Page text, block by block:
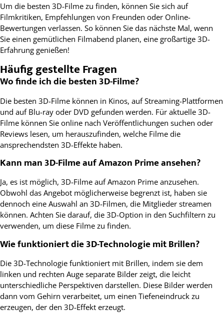
Um die besten 3D-Filme zu finden, können Sie sich auf
Filmkritiken, Empfehlungen von Freunden oder Online-
Bewertungen verlassen. So können Sie das nächste Mal, wenn
Sie einen gemütlichen Filmabend planen, eine großartige 3D-
Erfahrung genießen!
Häufig gestellte Fragen
Wo finde ich die besten 3D-Filme?
Die besten 3D-Filme können in Kinos, auf Streaming-Plattformen
und auf Blu-ray oder DVD gefunden werden. Für aktuelle 3D-
Filme können Sie online nach Veröffentlichungen suchen oder
Reviews lesen, um herauszufinden, welche Filme die
ansprechendsten 3D-Effekte haben.
Kann man 3D-Filme auf Amazon Prime ansehen?
Ja, es ist möglich, 3D-Filme auf Amazon Prime anzusehen.
Obwohl das Angebot möglicherweise begrenzt ist, haben sie
dennoch eine Auswahl an 3D-Filmen, die Mitglieder streamen
können. Achten Sie darauf, die 3D-Option in den Suchfiltern zu
verwenden, um diese Filme zu finden.
Wie funktioniert die 3D-Technologie mit Brillen?
Die 3D-Technologie funktioniert mit Brillen, indem sie dem
linken und rechten Auge separate Bilder zeigt, die leicht
unterschiedliche Perspektiven darstellen. Diese Bilder werden
dann vom Gehirn verarbeitet, um einen Tiefeneindruck zu
erzeugen, der den 3D-Effekt erzeugt.